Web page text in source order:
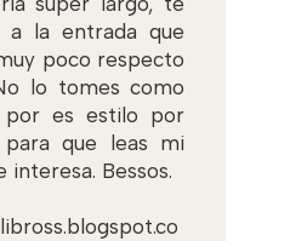
a la entrada que
poco respecto
lo tomes como
por es estilo por
que leas mi
interesa. Bessos.